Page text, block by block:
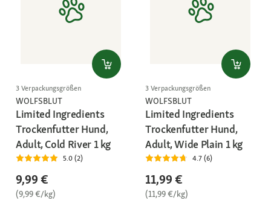
3 Verpackungsgrößen
WOLFSBLUT
Limited Ingredients
Trockenfutter Hund,
Adult, Cold River 1 kg
5.0 (2)
9,99 €
(9,99 €/kg)
3 Verpackungsgrößen
WOLFSBLUT
Limited Ingredients
Trockenfutter Hund,
Adult, Wide Plain 1 kg
4.7 (6)
11,99 €
(11,99 €/kg)